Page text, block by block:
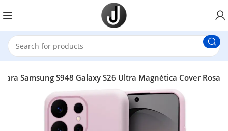
para Samsung S948 Galaxy S26 Ultra Magnética Cover Rosa